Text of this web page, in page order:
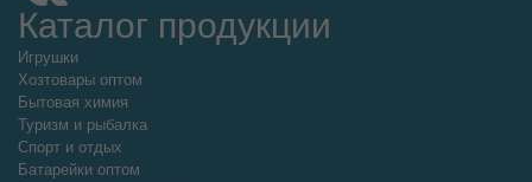
Каталог продукции
Игрушки
Хозтовары оптом
Бытовая химия
Туризм и рыбалка
Спорт и отдых
Батарейки оптом